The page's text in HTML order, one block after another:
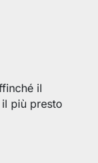
il
più presto